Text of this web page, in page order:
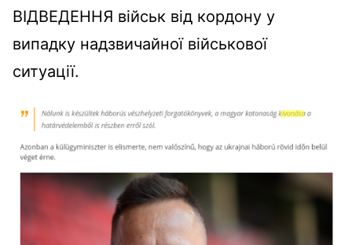
ВІДВЕДЕННЯ військ від кордону у
випадку надзвичайної військової
ситуації.